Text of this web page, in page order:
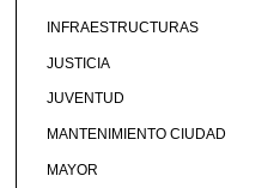
INFRAESTRUCTURAS
JUSTICIA
JUVENTUD
MANTENIMIENTO CIUDAD
MAYOR